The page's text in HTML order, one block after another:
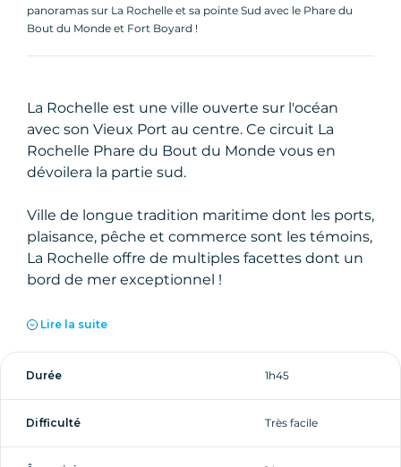
panoramas sur La Rochelle et sa pointe Sud avec le Phare du
Bout du Monde et Fort Boyard !
La Rochelle est une ville ouverte sur l'océan
avec son Vieux Port au centre. Ce circuit La
Rochelle Phare du Bout du Monde vous en
dévoilera la partie sud.
Ville de longue tradition maritime dont les ports,
plaisance, pêche et commerce sont les témoins,
La Rochelle offre de multiples facettes dont un
bord de mer exceptionnel !
Ce parcours très ludique et dépaysant vous
Une partie de la balade longe également le
chenal d'entrée du vieux port, à l'aller comme au
Lieux vus : Le quartier du Gabut - Bassin des
chalutiers - Tour Saint-Nicolas - Écluse Passerelle
- Promenade du Chenal - Port des Minimes
Lire la suite
Durée 1h45
Difficulté Très facile